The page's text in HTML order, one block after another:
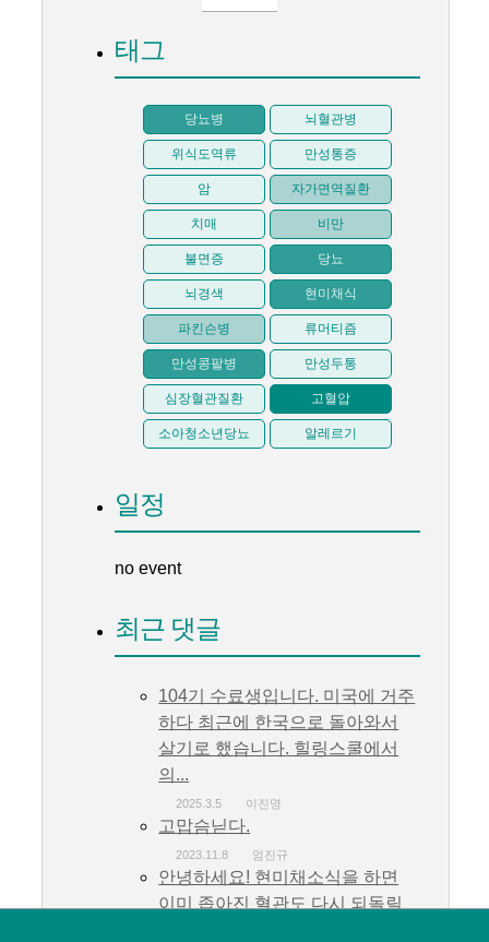
태그
당뇨병 뇌혈관병
위식도역류 만성통증
암 자가면역질환
치매 비만
불면증 당뇨
뇌경색 현미채식
파킨슨병 류머티즘
만성콩팥병 만성두통
심장혈관질환 고혈압
소아청소년당뇨 알레르기
일정
no event
최근 댓글
104기 수료생입니다. 미국에 거주
하다 최근에 한국으로 돌아와서
살기로 했습니다. 힐링스쿨에서
의...
2025.3.5 이진명
고맙슴닏다.
2023.11.8 엄진규
안녕하세요! 현미채소식을 하면
이미 좁아진 혈관도 다시 되돌릴